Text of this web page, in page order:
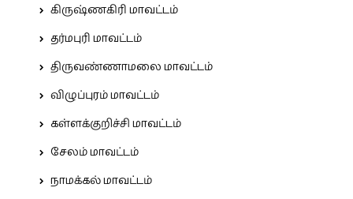
கிருஷ்ணகிரி மாவட்டம்
தர்மபுரி மாவட்டம்
திருவண்ணாமலை மாவட்டம்
விழுப்புரம் மாவட்டம்
கள்ளக்குறிச்சி மாவட்டம்
சேலம் மாவட்டம்
நாமக்கல் மாவட்டம்